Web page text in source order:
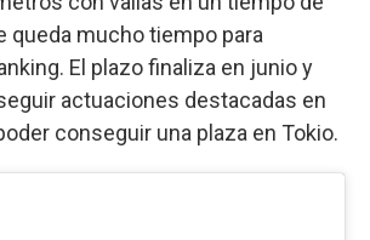
queda mucho tiempo para
El plazo finaliza en junio y
actuaciones destacadas en
conseguir una plaza en Tokio.